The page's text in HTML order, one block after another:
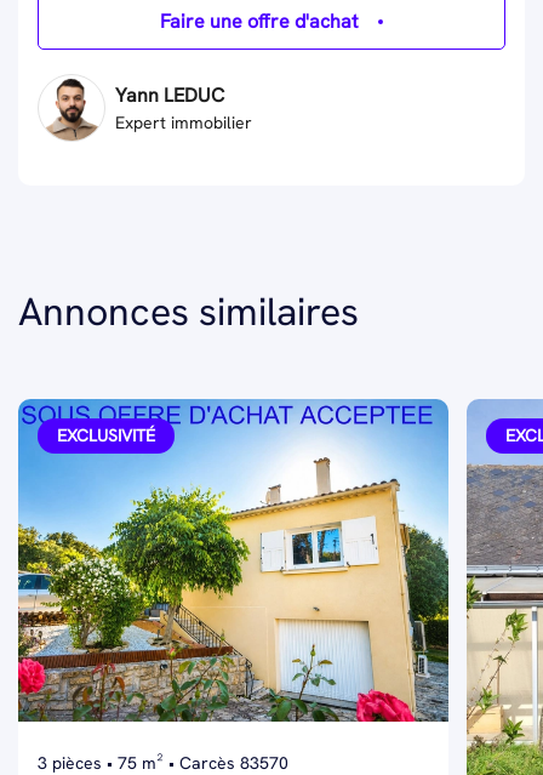
Faire une offre d'achat
Yann LEDUC
Expert immobilier
Annonces similaires
EXCLUSIVITÉ
3 pièces • 75 m² • Carcès 83570